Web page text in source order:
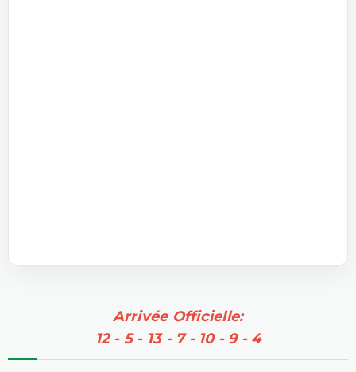
Arrivée Officielle:
12 - 5 - 13 - 7 - 10 - 9 - 4